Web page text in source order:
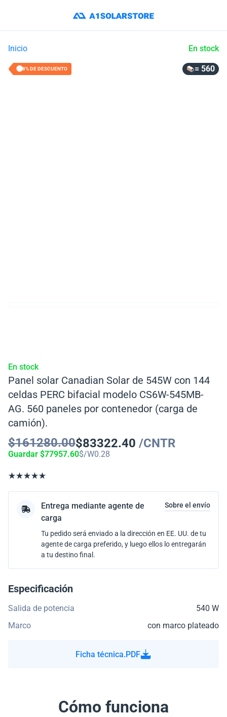
Inicio En stock
48% DE DESCUENTO = 560
En stock
Panel solar Canadian Solar de 545W con 144
celdas PERC bifacial modelo CS6W-545MB-
AG. 560 paneles por contenedor (carga de
camión).
$161280.00$83322.40 /CNTR
Guardar $77957.60$/W0.28
Entrega mediante agente de
carga
Sobre el envío
Tu pedido será enviado a la dirección en EE. UU. de tu
agente de carga preferido, y luego ellos lo entregarán
a tu destino final.
Especificación
Salida de potencia
540 W
Marco
con marco plateado
Ficha técnica.PDF
Cómo funciona